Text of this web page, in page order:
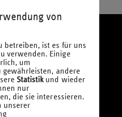
M
von
betreiben, ist es für uns
verwenden. Einige
um
andere
Statistikund wieder
nur
die sie interessieren.
unserer